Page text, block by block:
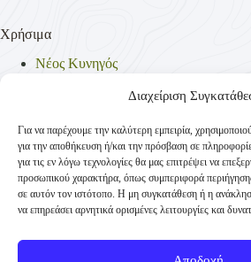
Διαχείριση
Για να παρέχουμε την καλύτερη εμπειρία,
για την αποθήκευση ή/και την πρόσβαση σε
για τις εν λόγω τεχνολογίες θα μας επιτρέψει να
προσωπικού χαρακτήρα, όπως συμπεριφορά
σε αυτόν τον ιστότοπο. Η μη συγκατάθεση ή η
να επηρεάσει αρνητικά ορισμένες λειτουργίες και
Χρήσιμα
Νέος Κυνηγός
Νομοθεσία
Πολιτική Απορρήτου
Πολιτική Cookies (ΕΕ)
Επικοινωνία
Κυνηγετική Συνομοσπονδία Ελλάδος